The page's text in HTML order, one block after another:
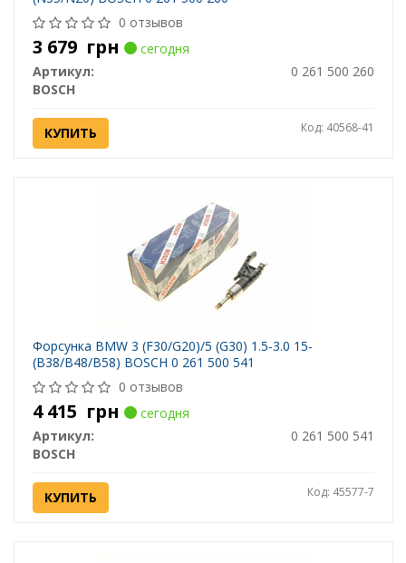
0 отзывов
3 679 грн
сегодня
Артикул:
0 261 500 260
BOSCH
КУПИТЬ Код: 40568-41
Форсунка BMW 3 (F30/G20)/5 (G30) 1.5-3.0 15-
(B38/B48/B58) BOSCH 0 261 500 541
0 отзывов
4 415 грн
сегодня
Артикул:
0 261 500 541
BOSCH
КУПИТЬ Код: 45577-7